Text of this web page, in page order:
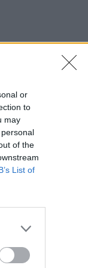
or
to
may
of the
List of